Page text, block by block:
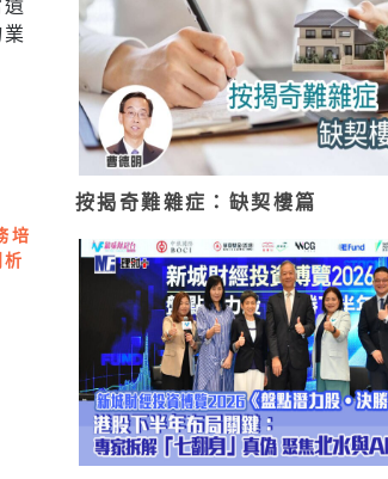
培
按揭奇難雜症：缺契樓篇